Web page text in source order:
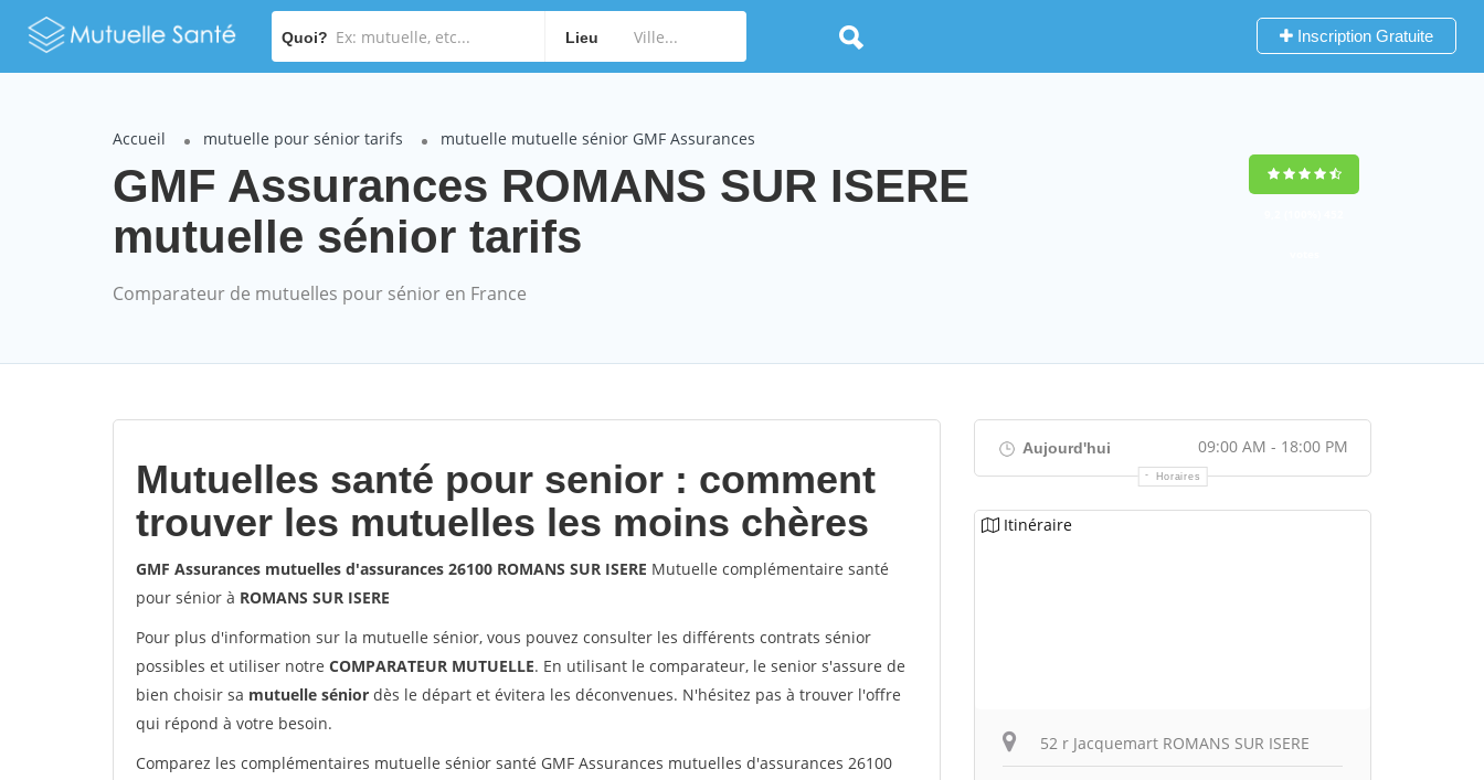
Quoi? Lieu Inscription Gratuite
Accueil mutuelle pour sénior tarifs mutuelle mutuelle sénior GMF Assurances
GMF Assurances ROMANS SUR ISERE
mutuelle sénior tarifs
Comparateur de mutuelles pour sénior en France
Mutuelles santé pour senior : comment
trouver les mutuelles les moins chères
GMF Assurances mutuelles d'assurances 26100 ROMANS SUR ISERE Mutuelle complémentaire santé
pour sénior à ROMANS SUR ISERE
Pour plus d'information sur la mutuelle sénior, vous pouvez consulter les différents contrats sénior
possibles et utiliser notre COMPARATEUR MUTUELLE. En utilisant le comparateur, le senior s'assure de
bien choisir sa mutuelle sénior dès le départ et évitera les déconvenues. N'hésitez pas à trouver l'offre
qui répond à votre besoin.
Comparez les complémentaires mutuelle sénior santé GMF Assurances mutuelles d'assurances 26100
Aujourd'hui 09:00 AM - 18:00 PM
Horaires
Itinéraire
52 r Jacquemart ROMANS SUR ISERE